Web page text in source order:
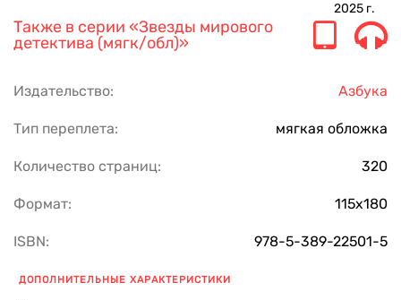
2025 г.
Также в серии «Звезды мирового
детектива (мягк/обл)»
Издательство: Азбука
Тип переплета: мягкая обложка
Количество страниц: 320
Формат: 115х180
ISBN: 978-5-389-22501-5
ДОПОЛНИТЕЛЬНЫЕ ХАРАКТЕРИСТИКИ